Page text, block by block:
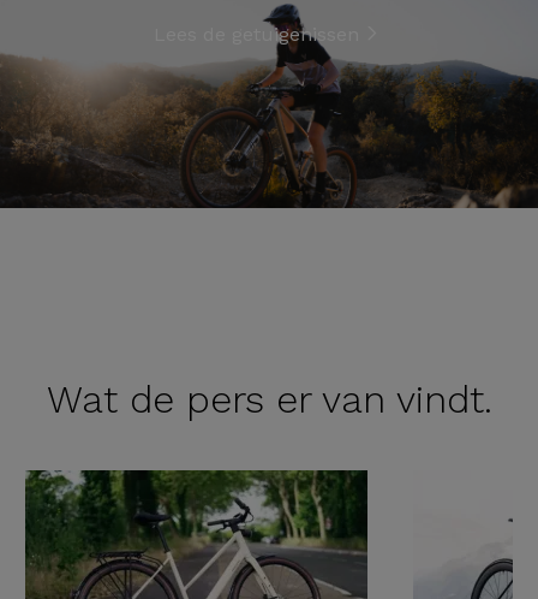
Lees de getuigenissen
Wat de pers er van vindt.